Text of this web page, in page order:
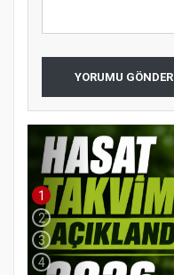
YORUMU GÖNDER
1
2
3
4